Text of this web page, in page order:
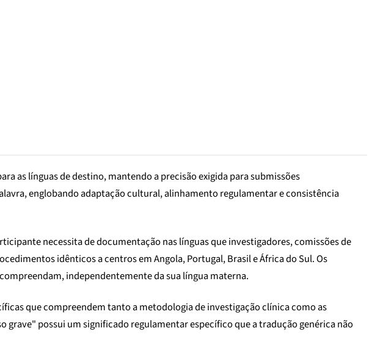
as línguas de destino, mantendo a precisão exigida para submissões
englobando adaptação cultural, alinhamento regulamentar e consistência
necessita de documentação nas línguas que investigadores, comissões de
idênticos a centros em Angola, Portugal, Brasil e África do Sul. Os
independentemente da sua língua materna.
que compreendem tanto a metodologia de investigação clínica como as
possui um significado regulamentar específico que a tradução genérica não